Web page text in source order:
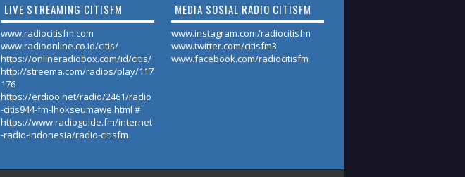
LIVE STREAMING CITISFM
www.radiocitisfm.com
www.radioonline.co.id/citis/
https://onlineradiobox.com/id/citis/
http://streema.com/radios/play/117
176
https://erdioo.net/radio/2461/radio
-citis944-fm-lhokseumawe.html #
https://www.radioguide.fm/internet
-radio-indonesia/radio-citisfm
MEDIA SOSIAL RADIO CITISFM
www.instagram.com/radiocitisfm
www.twitter.com/citisfm3
www.facebook.com/radiocitisfm